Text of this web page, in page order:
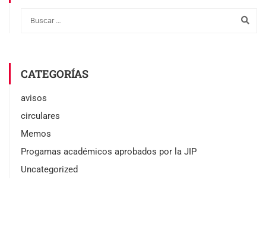
CATEGORÍAS
avisos
circulares
Memos
Progamas académicos aprobados por la JIP
Uncategorized